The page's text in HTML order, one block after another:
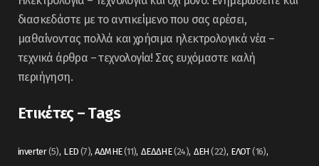
διασκεδάστε με το αντικείμενο που σας αρέσει,
μαθαίνοντας πολλά και χρήσιμα ηλεκτρολογικά νέα –
τεχνικά άρθρα – τεχνολογία! Σας ευχόμαστε καλή
περιήγηση.
Ετικέτες – Tags
inverter(5) LED (7) ΑΔΜΗΕ(11) ΔΕΔΔΗΕ(24) ΔΕΗ (22) ΕΛΟΤ(16)